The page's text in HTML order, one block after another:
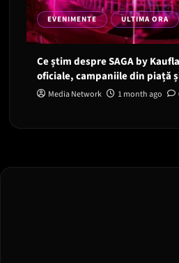
EVENIMENTE ULTIMA ORA
Ce știm despre SAGA by
oficiale, campaniile din piață
Media Network 1 month ago